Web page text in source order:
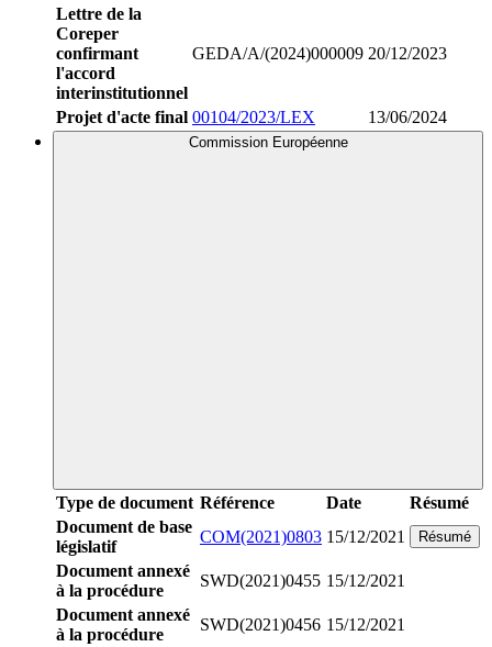
Lettre de la
Coreper
confirmant
l'accord
interinstitutionnel
GEDA/A/(2024)000009 20/12/2023
Projet d'acte final 00104/2023/LEX 13/06/2024
Commission Européenne
Type de document Référence Date
Résumé
Document de base
législatif
COM(2021)0803 15/12/2021 Résumé
Document annexé
à la procédure
SWD(2021)0455 15/12/2021
Document annexé
à la procédure
SWD(2021)0456 15/12/2021